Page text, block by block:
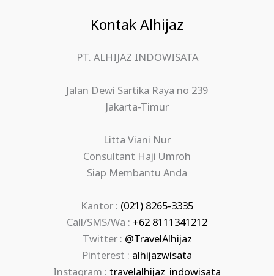
Kontak Alhijaz
PT. ALHIJAZ INDOWISATA
Jalan Dewi Sartika Raya no 239
Jakarta-Timur
Litta Viani Nur
Consultant Haji Umroh
Siap Membantu Anda
Kantor : (021) 8265-3335
Call/SMS/Wa : +62 8111341212
Twitter : @TravelAlhijaz
Pinterest : alhijazwisata
Instagram : travelalhijaz_indowisata